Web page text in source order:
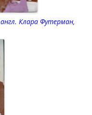
Клара Футерман,